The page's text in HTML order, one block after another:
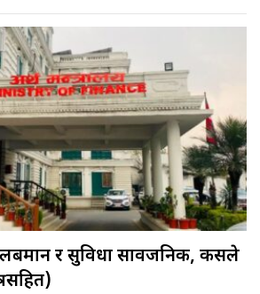
र सुविधा सार्वजनिक, कसले